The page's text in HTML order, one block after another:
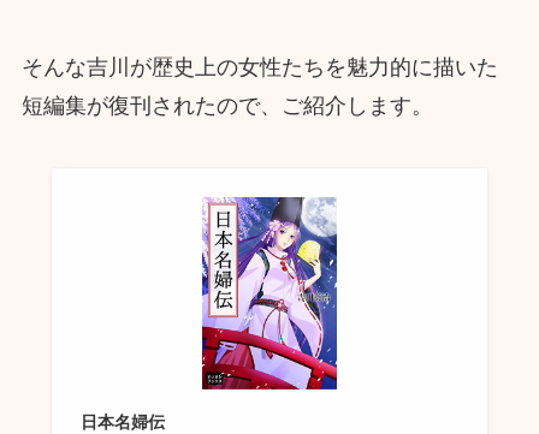
そんな吉川が歴史上の女性たちを魅力的に描いた
短編集が復刊されたので、ご紹介します。
日本名婦伝